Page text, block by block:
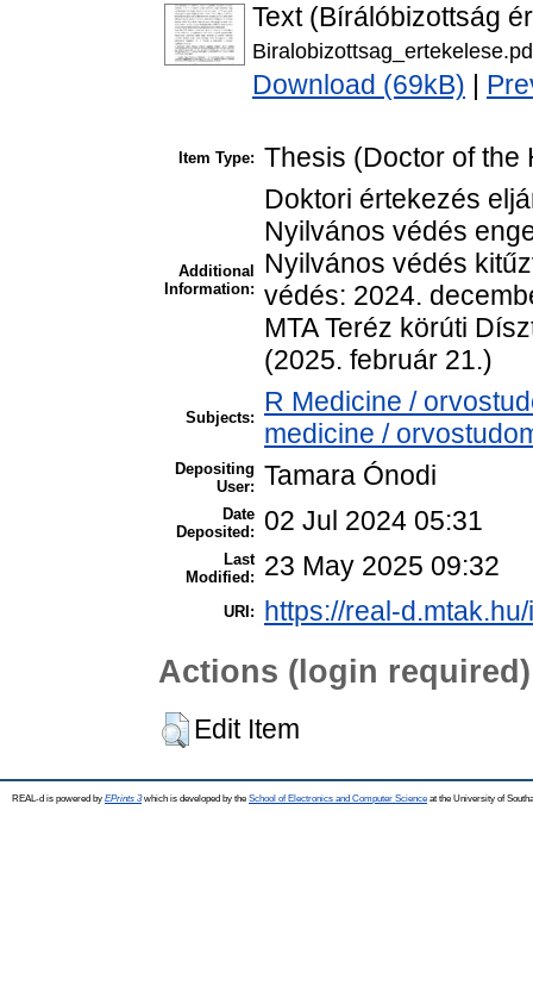
Text (Bírálóbizottság
Download (69kB)
Item Type: Thesis (Doctor of the
Additional
Information:
Doktori értekezés
Nyilvános védés
Nyilvános védés
védés: 2024.
MTA Teréz körúti
(2025. február 21.)
Subjects:
R Medicine /
medicine /
Depositing
User: Tamara Ónodi
Date
Deposited:
02 Jul 2024 05:31
Last
Modified:
23 May 2025 09:32
URI: https://real-
Actions (login required)
Edit Item
REAL-d is powered by EPrints 3which is developed by the School of Electronics and Computer Science at the University of